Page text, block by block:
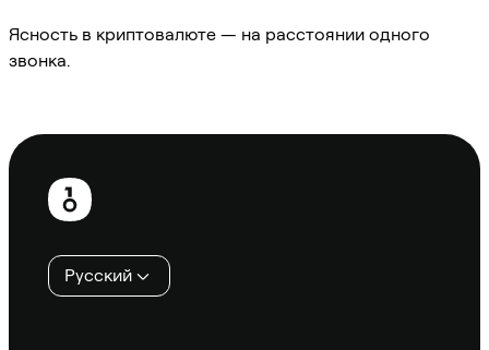
Ясность в криптовалюте — на расстоянии одного
звонка.
Нижний
колонтитул
Русский